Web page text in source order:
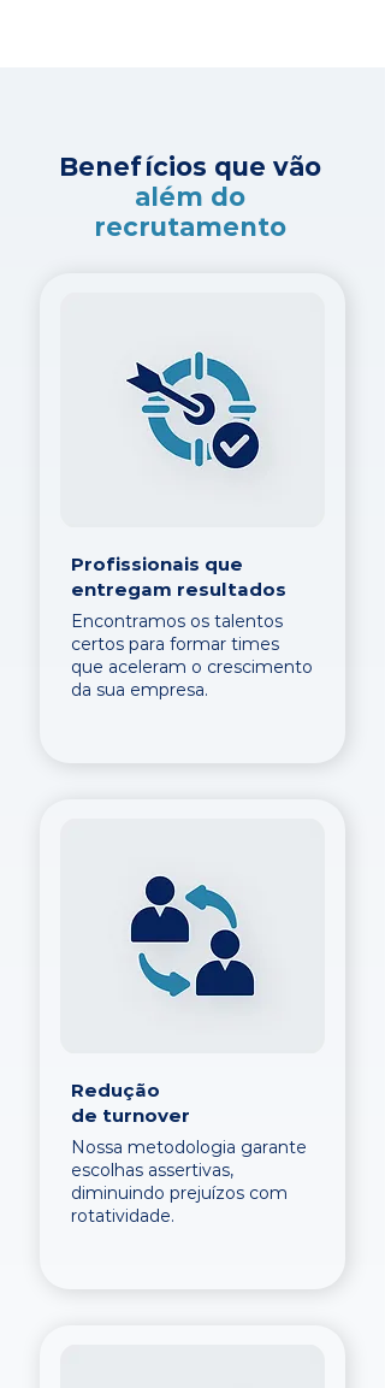
Benefícios que vão
além do
recrutamento
Profissionais que
entregam resultados
Encontramos os talentos
certos para formar times
que aceleram o crescimento
da sua empresa.
Redução
de turnover
Nossa metodologia garante
escolhas assertivas,
diminuindo prejuízos com
rotatividade.